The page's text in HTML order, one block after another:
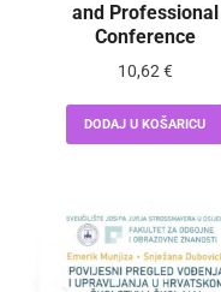
and Professional
Conference
10,62 €
DODAJ U KOŠARICU